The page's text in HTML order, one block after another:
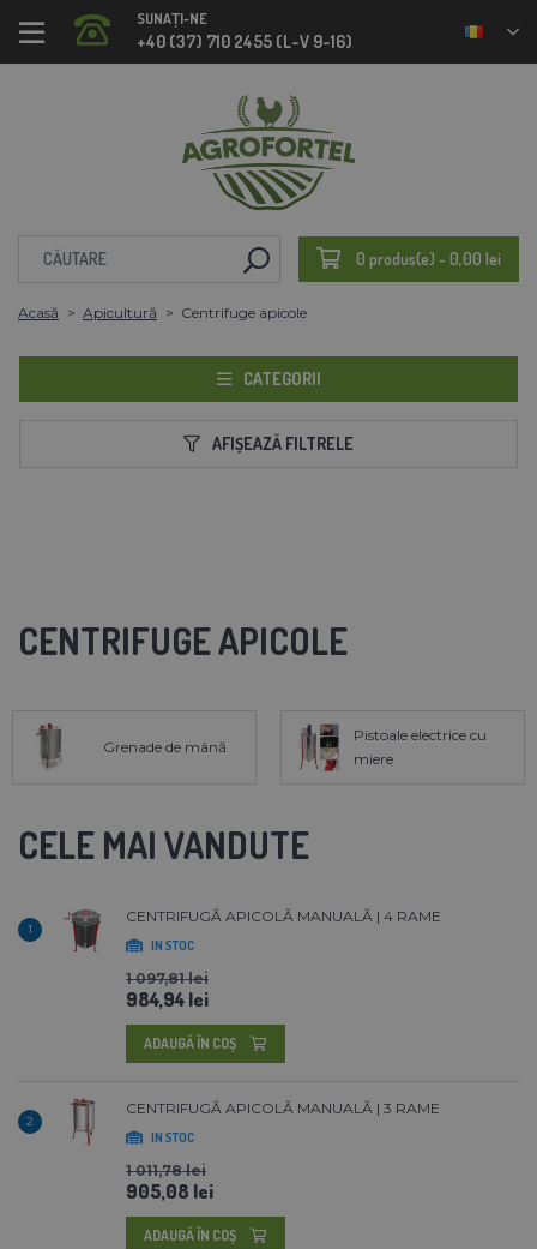
SUNAȚI-NE
+40 (37) 710 2455 (L-V 9-16)
0 produs(e) - 0,00 lei
Acasă Apicultură Centrifuge apicole
CATEGORII
AFIȘEAZĂ FILTRELE
CENTRIFUGE APICOLE
Grenade de mână
Pistoale electrice cu
miere
CELE MAI VANDUTE
1
CENTRIFUGĂ APICOLĂ MANUALĂ | 4 RAME
IN STOC
1 097,81 lei
984,94 lei
ADAUGĂ ÎN COŞ
2
CENTRIFUGĂ APICOLĂ MANUALĂ | 3 RAME
IN STOC
1 011,78 lei
905,08 lei
ADAUGĂ ÎN COŞ